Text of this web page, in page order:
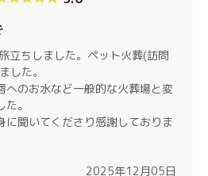
立ちしました。ペット火葬(訪問
した。
へのお水など一般的な火葬場と変
。
に聞いてくださり感謝しておりま
2025年12月05日